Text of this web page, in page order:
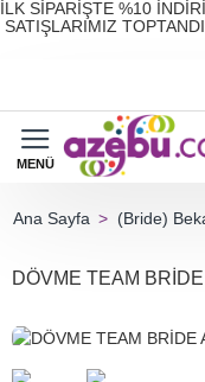
İLK SİPARİŞTE %10
SATIŞLARIMIZ
(Bride)
DÖVME TEAM
GÖNDERİ